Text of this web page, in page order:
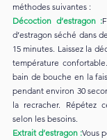
méthodes suivantes :
Décoction d’estragon :
d’estragon séché dans
15 minutes. Laissez la
température
bain de bouche en la
pendant environ 30
la recracher. Répétez
selon les besoins.
Extrait d’estragon :Vous